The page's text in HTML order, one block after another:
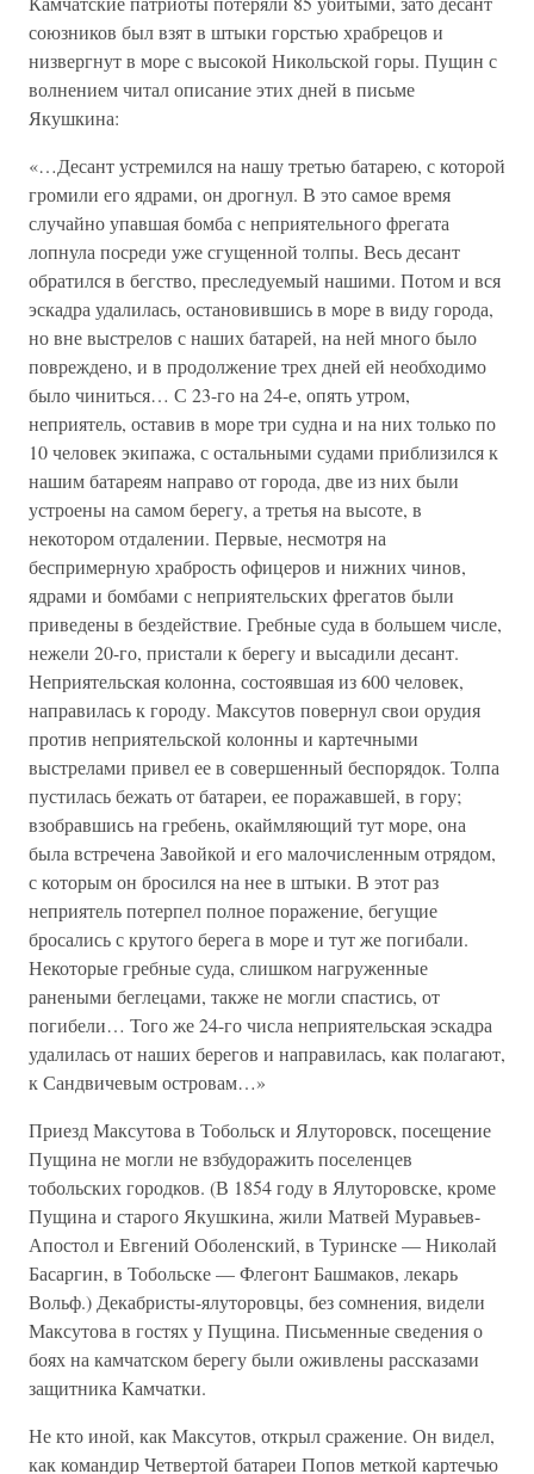
союзников был взят в штыки горстью храбрецов и
низвергнут в море с высокой Никольской горы. Пущин с
волнением читал описание этих дней в письме
Якушкина:
«…Десант устремился на нашу третью батарею, с которой
громили его ядрами, он дрогнул. В это самое время
случайно упавшая бомба с неприятельного фрегата
лопнула посреди уже сгущенной толпы. Весь десант
обратился в бегство, преследуемый нашими. Потом и вся
эскадра удалилась, остановившись в море в виду города,
но вне выстрелов с наших батарей, на ней много было
повреждено, и в продолжение трех дней ей необходимо
было чиниться… С 23-го на 24-е, опять утром,
неприятель, оставив в море три судна и на них только по
10 человек экипажа, с остальными судами приблизился к
нашим батареям направо от города, две из них были
устроены на самом берегу, а третья на высоте, в
некотором отдалении. Первые, несмотря на
беспримерную храбрость офицеров и нижних чинов,
ядрами и бомбами с неприятельских фрегатов были
приведены в бездействие. Гребные суда в большем числе,
нежели 20-го, пристали к берегу и высадили десант.
Неприятельская колонна, состоявшая из 600 человек,
направилась к городу. Максутов повернул свои орудия
против неприятельской колонны и картечными
выстрелами привел ее в совершенный беспорядок. Толпа
пустилась бежать от батареи, ее поражавшей, в гору;
взобравшись на гребень, окаймляющий тут море, она
была встречена Завойкой и его малочисленным отрядом,
с которым он бросился на нее в штыки. В этот раз
неприятель потерпел полное поражение, бегущие
бросались с крутого берега в море и тут же погибали.
Некоторые гребные суда, слишком нагруженные
ранеными беглецами, также не могли спастись, от
погибели… Того же 24-го числа неприятельская эскадра
удалилась от наших берегов и направилась, как полагают,
к Сандвичевым островам…»
Приезд Максутова в Тобольск и Ялуторовск, посещение
Пущина не могли не взбудоражить поселенцев
тобольских городков. (В 1854 году в Ялуторовске, кроме
Пущина и старого Якушкина, жили Матвей Муравьев-
Апостол и Евгений Оболенский, в Туринске — Николай
Басаргин, в Тобольске — Флегонт Башмаков, лекарь
Вольф.) Декабристы-ялуторовцы, без сомнения, видели
Максутова в гостях у Пущина. Письменные сведения о
боях на камчатском берегу были оживлены рассказами
защитника Камчатки.
Не кто иной, как Максутов, открыл сражение. Он видел,
как командир Четвертой батареи Попов меткой картечью